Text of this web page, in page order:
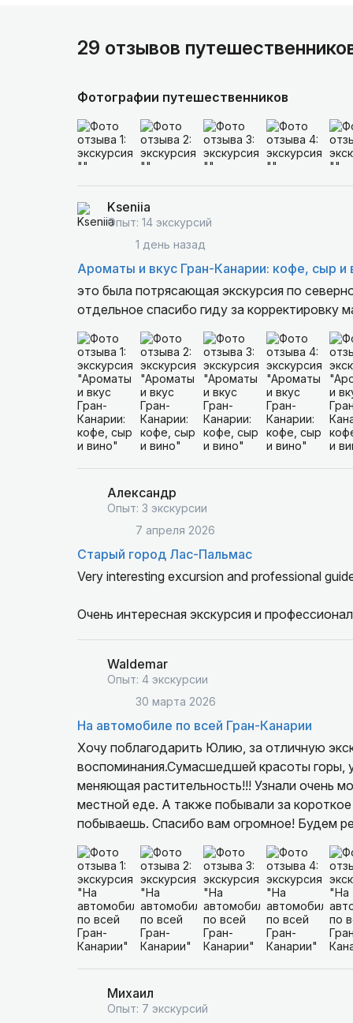
29 отзывов
Фотографии путешественников
Kseniia
Опыт: 14 экскурсий
1 день назад
Ароматы и вкус Гран-Канарии: кофе, сыр и
это была потрясающая экскурсия по
отдельное спасибо гиду за
Александр
Опыт: 3 экскурсии
7 апреля 2026
Старый город Лас-Пальмас
Very interesting excursion and professional
Очень интересная экскурсия и
Waldemar
Опыт: 4 экскурсии
30 марта 2026
На автомобиле по всей Гран-Канарии
Хочу поблагодарить Юлию, за отличную
воспоминания.Сумасшедшей красоты горы,
меняющая растительность!!! Узнали очень мого разных
местной еде. А также побывали за
побываешь. Спасибо вам огромное! Будем
Михаил
Опыт: 7 экскурсий